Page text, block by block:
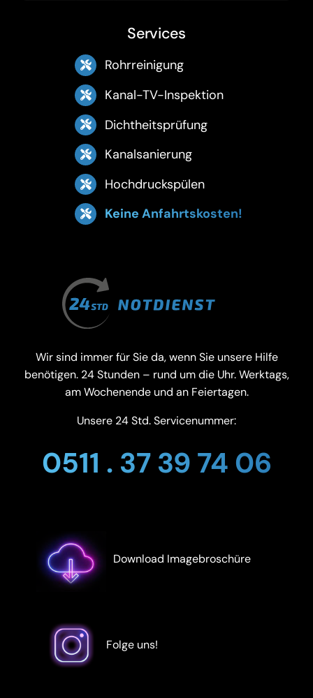
Services
Rohrreinigung
Kanal-TV-Inspektion
Dichtheitsprüfung
Kanalsanierung
Hochdruckspülen
Keine Anfahrtskosten!
Wir sind immer für Sie da, wenn Sie unsere Hilfe
benötigen. 24 Stunden – rund um die Uhr. Werktags,
am Wochenende und an Feiertagen.
Unsere 24 Std. Servicenummer:
0511 . 37 39 74 06
Download Imagebroschüre
Folge uns!